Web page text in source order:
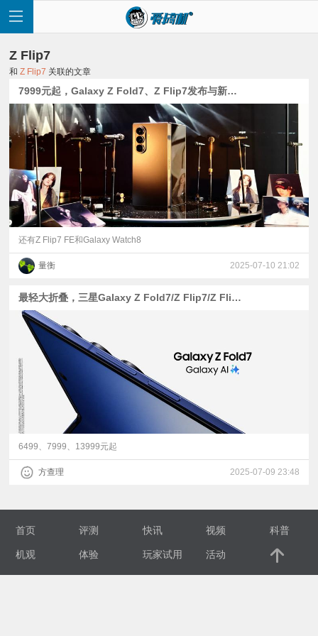
首
快
讯
评
测
频
科
普
专
Z Flip7
和Z Flip7 关联的文章
7999元起，Galaxy Z Fold7、Z Flip7发布与新机上手：215克的玻璃后盖大折叠
还有Z Flip7 FE和Galaxy Watch8
量衡 2025-07-10 21:02
最轻大折叠，三星Galaxy Z Fold7/Z Flip7/Z Flip7 FE正式发布
6499、7999、13999元起
方查理 2025-07-09 23:48
首页 评测 快讯 视频 科普
机观 体验 玩家试用 活动